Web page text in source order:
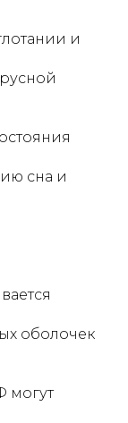
и
сна и
оболочек
могут